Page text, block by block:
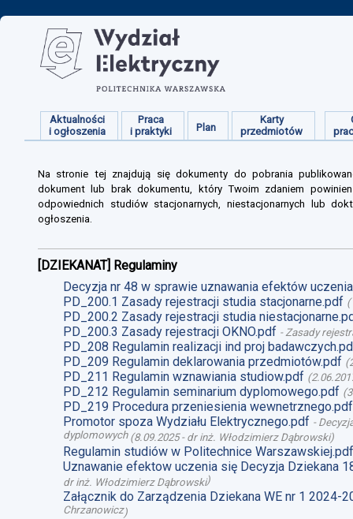
Aktualności
i ogłoszenia
Praca
i praktyki
Plan
Karty
przedmiotów
Na stronie tej znajdują się dokumenty do pobrania
dokument lub brak dokumentu, który Twoim zdaniem
odpowiednich studiów stacjonarnych, niestacjonarnych lub
ogłoszenia.
[DZIEKANAT] Regulaminy
Decyzja nr 48 w sprawie uznawania efektów
PD_200.1 Zasady rejestracji studia stacjonarne.pdf (
PD_200.2 Zasady rejestracji studia
PD_200.3 Zasady rejestracji OKNO.pdf - Zasady
PD_208 Regulamin realizacji ind proj
PD_209 Regulamin deklarowania przedmiotów.pdf (
PD_211 Regulamin wznawiania studiow.pdf (
PD_212 Regulamin seminarium dyplomowego.pdf (
PD_219 Procedura przeniesienia wewnetrznego.pdf
Promotor spoza Wydziału Elektrycznego.pdf -
dyplomowych(8.09.2025- dr inż. Włodzimierz Dąbrowski)
Regulamin studiów w Politechnice Warszawskiej.pdf
Uznawanie efektow uczenia się Decyzja Dziekana
dr inż. Włodzimierz Dąbrowski)
Załącznik do Zarządzenia Dziekana WE nr 1
Chrzanowicz)